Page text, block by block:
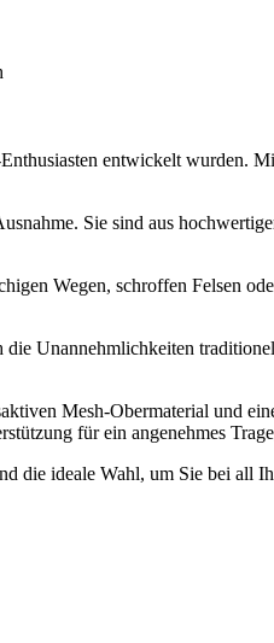
entwickelt wurden.
Sie sind aus
Wegen, schroffen Felsen
Unannehmlichkeiten
Mesh-Obermaterial und
für ein angenehmes
ideale Wahl, um Sie bei all